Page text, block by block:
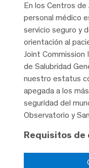
En los Centros
personal médico
servicio seguro y
orientación al
Joint Commission
de Salubridad
nuestro estatus
apegada a los
seguridad del
Observatorio y
Requisitos de